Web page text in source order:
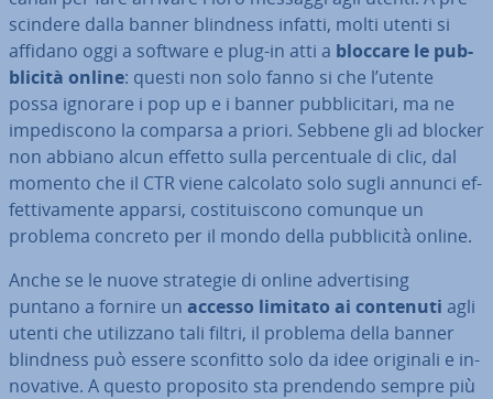
scin­de­re dalla banner blindness infatti, molti utenti si
affidano oggi a software e plug-in atti a bloccare le pub­
bli­ci­tà online: questi non solo fanno si che l’utente
possa ignorare i pop up e i banner pub­bli­ci­ta­ri, ma ne
im­pe­di­sco­no la comparsa a priori. Sebbene gli ad blocker
non abbiano alcun effetto sulla per­cen­tua­le di clic, dal
momento che il CTR viene calcolato solo sugli annunci ef­
fet­ti­va­men­te apparsi, co­sti­tui­sco­no comunque un
problema concreto per il mondo della pub­bli­ci­tà online.
Anche se le nuove strategie di online ad­ver­ti­sing
puntano a fornire un accesso limitato ai contenuti agli
utenti che uti­liz­za­no tali filtri, il problema della banner
blindness può essere sconfitto solo da idee originali e in­
no­va­ti­ve. A questo proposito sta prendendo sempre più